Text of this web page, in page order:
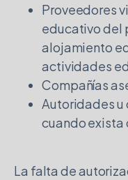
Proveedores
educativo del
alojamiento
actividades
Compañías
Autoridades u
cuando
La falta de